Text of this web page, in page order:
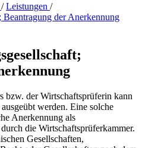
/ Leistungen /
der Anerkennung
bzw. der Wirtschaftsprüferin kann
werden. Eine solche
Anerkennung als
die Wirtschaftsprüferkammer.
Gesellschaften,